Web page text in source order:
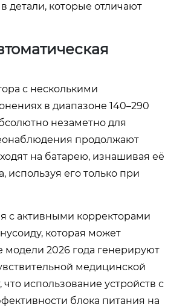
детали, которые отличают
с несколькими
в диапазоне 140–290
незаметно для
продолжают
на батарею, изнашивая её
используя его только при
с активными корректорами
которая может
модели 2026 года генерируют
медицинской
использование устройств с
блока питания на